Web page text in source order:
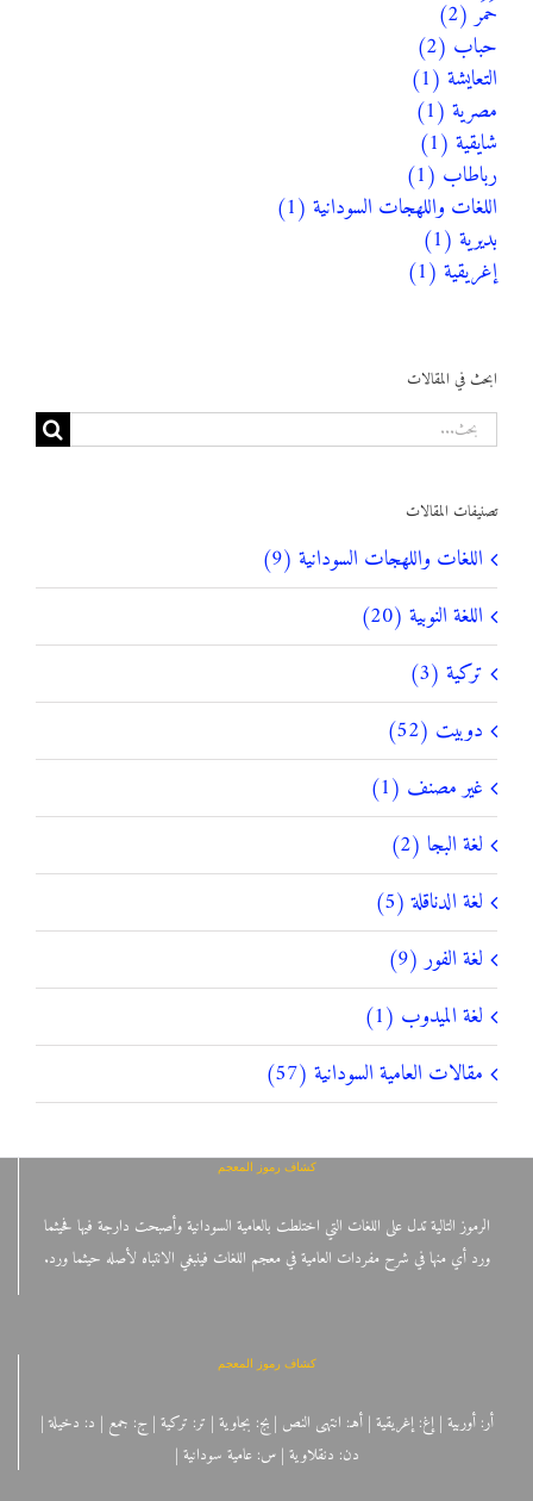
ابحث في المقالات
البحث
عن:
تصنيفات المقالات
اللغات واللهجات السودانية (9)
اللغة النوبية (20)
تركية (3)
دوبيت (52)
غير مصنف (1)
لغة البجا (2)
لغة الدناقلة (5)
لغة الفور (9)
لغة الميدوب (1)
مقالات العامية السودانية (57)
حَمَر (2)
حباب (2)
التعايشة (1)
مصرية (1)
شايقية (1)
رباطاب (1)
اللغات واللهجات السودانية (1)
بديرية (1)
إغريقية (1)
كشاف رموز المعجم
الرموز التالية تدل على اللغات التي اختلطت بالعامية السودانية وأصبحت دارجة فيها فحيثما
ورد أي منها في شرح مفردات العامية في معجم اللغات فينبغي الانتباه لأصله حيثما ورد.
كشاف رموز المعجم
أر: أوربية | إغ: إغريقية | أهـ: انتهى النص | بج: بجاوية | تر: تركية | ج: جمع | د: دخيلة |
دن: دنقلاوية | س: عامية سودانية |